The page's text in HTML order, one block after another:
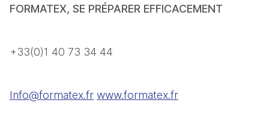
FORMATEX, SE PRÉPARER EFFICACEMENT
+33(0)1 40 73 34 44
Info@formatex.fr www.formatex.fr